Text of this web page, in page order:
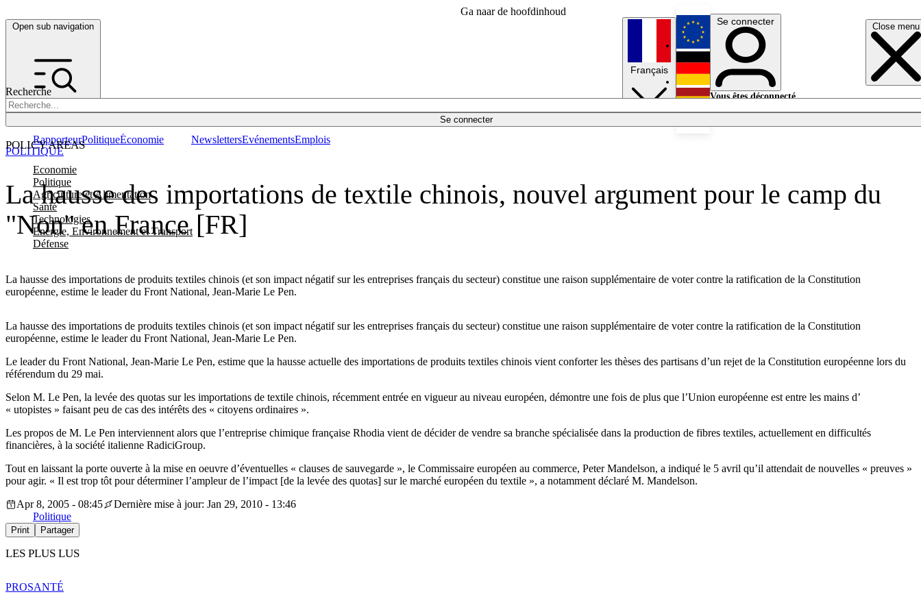
Ga naar de hoofdinhoud
Open sub navigation Close menu
Recherche
Se connecter
POLICY AREAS
Economie
Politique
Agriculture et Alimentation
Santé
Technologies
Energie, Environnement et Transport
Défense
RapporteurPolitiqueÉconomie NewslettersEvénementsEmplois
Français
English
Deutsch
Se connecter
Vous êtes déconnecté.
La hausse des importations de textile chinois, nouvel argument pour le camp du
"Non" en France [FR]
La hausse des importations de produits textiles chinois (et son impact négatif sur les entreprises français du secteur) constitue une raison supplémentaire de voter contre la ratification de la Constitution
européenne, estime le leader du Front National, Jean-Marie Le Pen.
POLITIQUE
La hausse des importations de produits textiles chinois (et son impact négatif sur les entreprises français du secteur) constitue une raison supplémentaire de voter contre la ratification de la Constitution
européenne, estime le leader du Front National, Jean-Marie Le Pen.
Le leader du Front National, Jean-Marie Le Pen, estime que la hausse actuelle des importations de produits textiles chinois vient conforter les thèses des partisans d’un rejet de la Constitution européenne lors du
référendum du 29 mai.
Selon M. Le Pen, la levée des quotas sur les importations de textile chinois, récemment entrée en vigueur au niveau européen, démontre une fois de plus que l’Union européenne est entre les mains d’
« utopistes » faisant peu de cas des intérêts des « citoyens ordinaires ».
Les propos de M. Le Pen interviennent alors que l’entreprise chimique française Rhodia vient de décider de vendre sa branche spécialisée dans la production de fibres textiles, actuellement en difficultés
financières, à la société italienne RadiciGroup.
Tout en laissant la porte ouverte à la mise en oeuvre d’éventuelles « clauses de sauvegarde », le Commissaire européen au commerce, Peter Mandelson, a indiqué le 5 avril qu’il attendait de nouvelles « preuves »
pour agir. « Il est trop tôt pour déterminer l’ampleur de l’impact [de la levée des quotas] sur le marché européen du textile », a notamment déclaré M. Mandelson.
Apr 8, 2005 - 08:45
Dernière mise à jour: Jan 29, 2010 - 13:46
Politique
Print Partager
LES PLUS LUS
PROSANTÉ